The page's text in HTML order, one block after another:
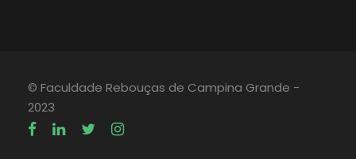
© Faculdade Rebouças de Campina Grande -
2023